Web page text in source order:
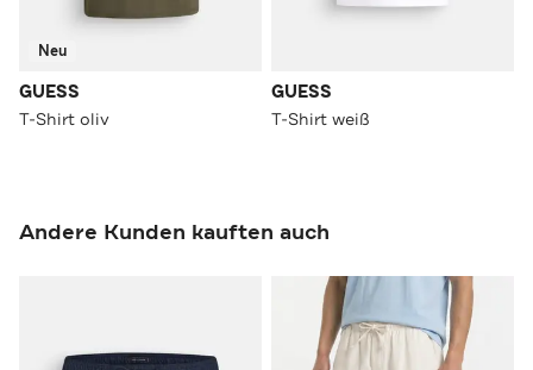
Neu
GUESS
T-Shirt oliv
GUESS
T-Shirt weiß
Andere Kunden kauften auch